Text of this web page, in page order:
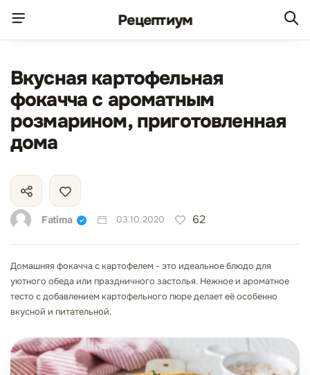
Рецептиум
Вкусная картофельная
фокачча с ароматным
розмарином, приготовленная
дома
Fatima 03.10.2020 62
Домашняя фокачча с картофелем - это идеальное блюдо для
уютного обеда или праздничного застолья. Нежное и ароматное
тесто с добавлением картофельного пюре делает её особенно
вкусной и питательной.